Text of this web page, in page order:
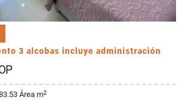
3 alcobas incluye administración
Área m2